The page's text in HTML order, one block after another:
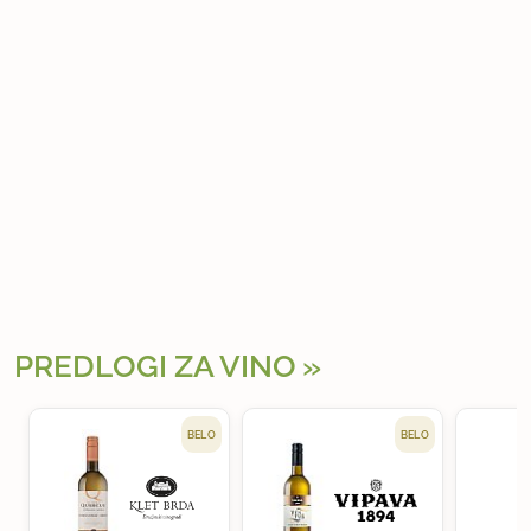
PREDLOGI ZA VINO
BELO BELO